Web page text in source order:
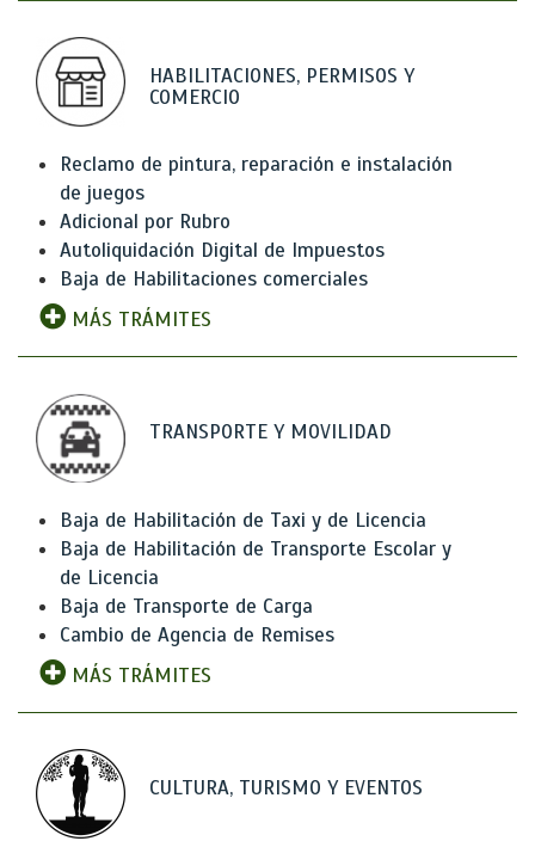
HABILITACIONES, PERMISOS Y
COMERCIO
Reclamo de pintura, reparación e instalación
de juegos
Adicional por Rubro
Autoliquidación Digital de Impuestos
Baja de Habilitaciones comerciales
MÁS TRÁMITES
TRANSPORTE Y MOVILIDAD
Baja de Habilitación de Taxi y de Licencia
Baja de Habilitación de Transporte Escolar y
de Licencia
Baja de Transporte de Carga
Cambio de Agencia de Remises
MÁS TRÁMITES
CULTURA, TURISMO Y EVENTOS